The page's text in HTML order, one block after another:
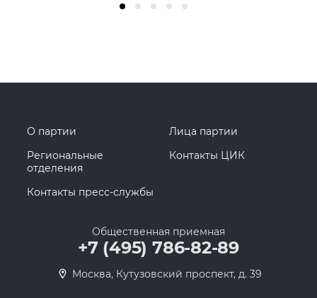
О партии
Лица партии
Региональные
отделения
Контакты ЦИК
Контакты пресс-службы
Общественная приемная
+7 (495) 786-82-89
Москва, Кутузовский проспект, д. 39